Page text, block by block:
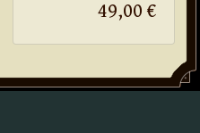
49,00 €